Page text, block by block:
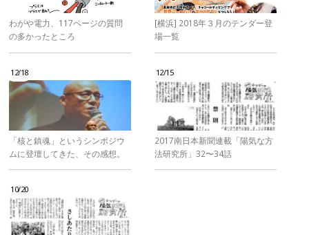
わがや電力、117ページの質問
の多かったところ
[横浜] 2018年３月のテンダー登
場一覧
12/18
「核と鎮魂」というシンポジウ
ムに登壇してきた、その感想。
12/15
2017南日本新聞連載「陽気な方
法研究所」32〜34話
10/20